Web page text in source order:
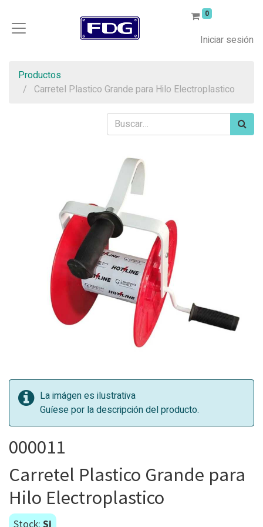
0
Iniciar sesión
Productos
Carretel Plastico Grande para Hilo Electroplastico
La imágen es ilustrativa
Guíese por la descripción del producto.
000011
Carretel Plastico Grande para
Hilo Electroplastico
Stock: Si